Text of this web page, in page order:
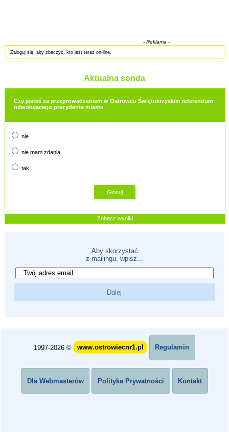
- Reklama -
Zaloguj się, aby zbaczyć, kto jest teraz on-line.
Aktualna sonda
Czy jesteś za przeprowadzeniem w Ostrowcu Świętokrzyskim referendum
odwołującego prezydenta miasta
nie
nie mam zdania
tak
Zobacz wyniki
Aby skorzystać
z mailingu, wpisz...
1997-2026 © www.ostrowiecnr1.pl Regulamin
Dla Webmasterów Polityka Prywatności Kontakt